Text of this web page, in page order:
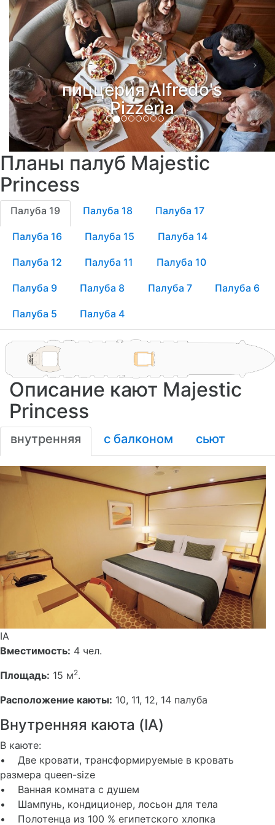
пиццерия Alfredo's
Pizzeria
Планы палуб Majestic
Princess
Палуба 19 Палуба 18 Палуба 17
Палуба 16 Палуба 15 Палуба 14
Палуба 12 Палуба 11 Палуба 10
Палуба 9 Палуба 8 Палуба 7 Палуба 6
Палуба 5 Палуба 4
Описание кают Majestic
Princess
внутренняя с балконом сьют
IA
Вместимость: 4 чел.
Площадь: 15 м2.
Расположение каюты: 10, 11, 12, 14 палуба
Внутренняя каюта (IA)
В каюте:
• Две кровати, трансформируемые в кровать
размера queen-size
• Ванная комната с душем
• Шампунь, кондиционер, лосьон для тела
• Полотенца из 100 % египетского хлопка